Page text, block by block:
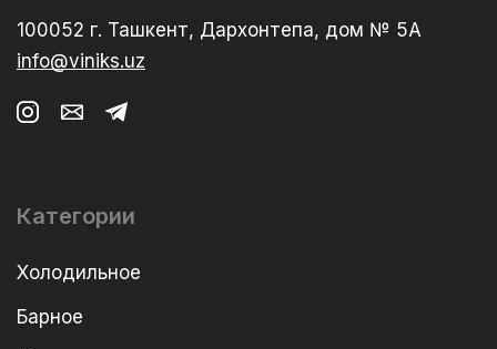
100052 г. Ташкент, Дархонтепа, дом № 5А
info@viniks.uz
Категории
Холодильное
Барное